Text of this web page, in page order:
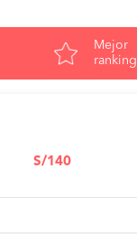
Mejor
ranking
S/140